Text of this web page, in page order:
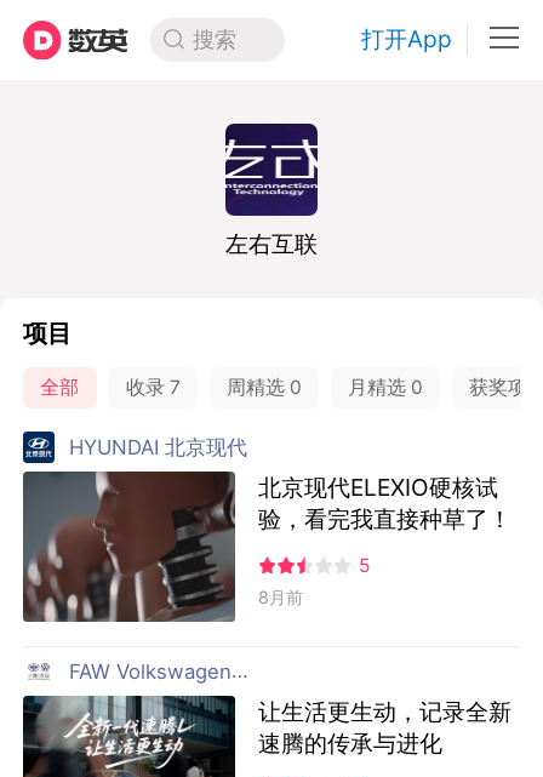
搜索 打开App
左右互联
项目
全部 收录 7 周精选 0 月精选 0 获奖项
HYUNDAI 北京现代
北京现代ELEXIO硬核试
验，看完我直接种草了！
5
8月前
FAW Volkswagen 一汽大众
让生活更生动，记录全新
速腾的传承与进化